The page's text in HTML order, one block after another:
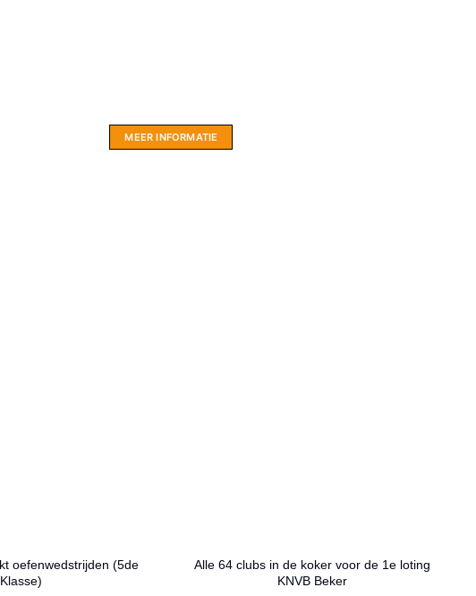
MEER INFORMATIE
oefenwedstrijden (5de
Klasse)
Alle 64 clubs in de koker voor de 1e loting
KNVB Beker